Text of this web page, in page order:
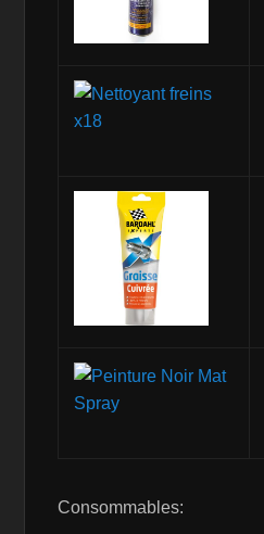
Consommables: